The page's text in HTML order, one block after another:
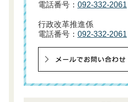
電話番号： 092-332-2061
行政改革推進係
電話番号： 092-332-2061